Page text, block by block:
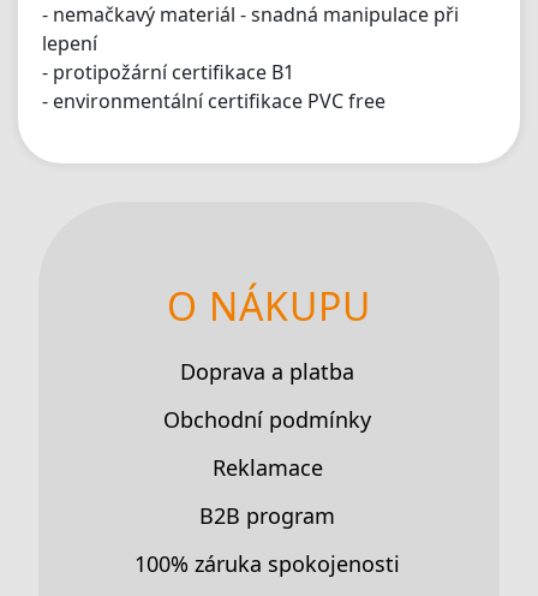
- nemačkavý materiál - snadná manipulace při
lepení
- protipožární certifikace B1
- environmentální certifikace PVC free
O NÁKUPU
Doprava a platba
Obchodní podmínky
Reklamace
B2B program
100% záruka spokojenosti